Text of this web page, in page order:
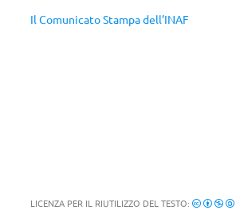
Il Comunicato Stampa dell’INAF
LICENZA PER IL RIUTILIZZO DEL TESTO: